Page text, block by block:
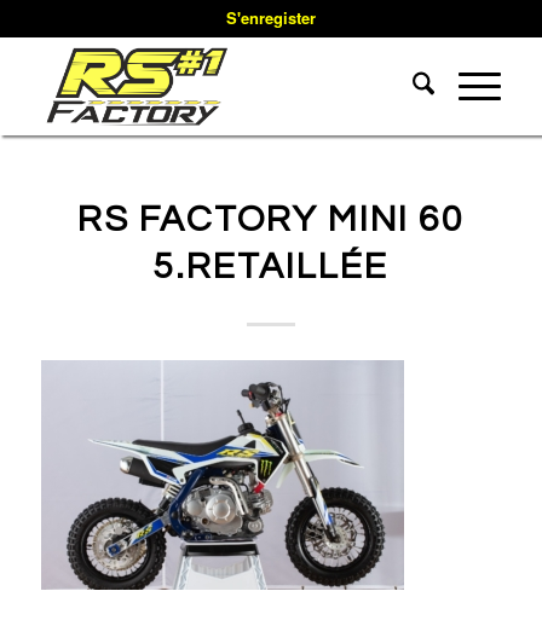
S'enregister
RS FACTORY MINI 60
5.RETAILLÉE